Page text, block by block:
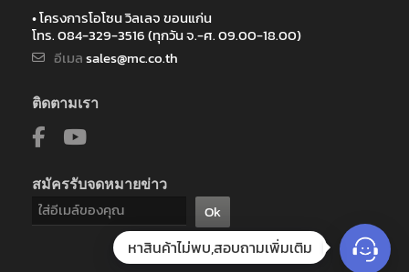
• โครงการโอโซน วิลเลจ ขอนแก่น
โทร. 084-329-3516 (ทุกวัน จ.-ศ. 09.00-18.00)
อีเมลsales@mc.co.th
ติดตามเรา
สมัครรับจดหมายข่าว
Ok
หาสินค้าไม่พบ,สอบถามเพิ่มเติม